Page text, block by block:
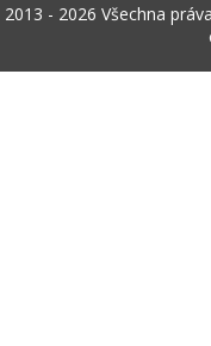
2013 - 2026 Všechna